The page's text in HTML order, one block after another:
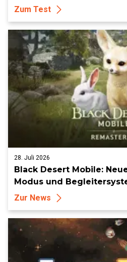
Zum Test
28. Juli 2026
Black Desert Mobile:
Modus und
Zur News